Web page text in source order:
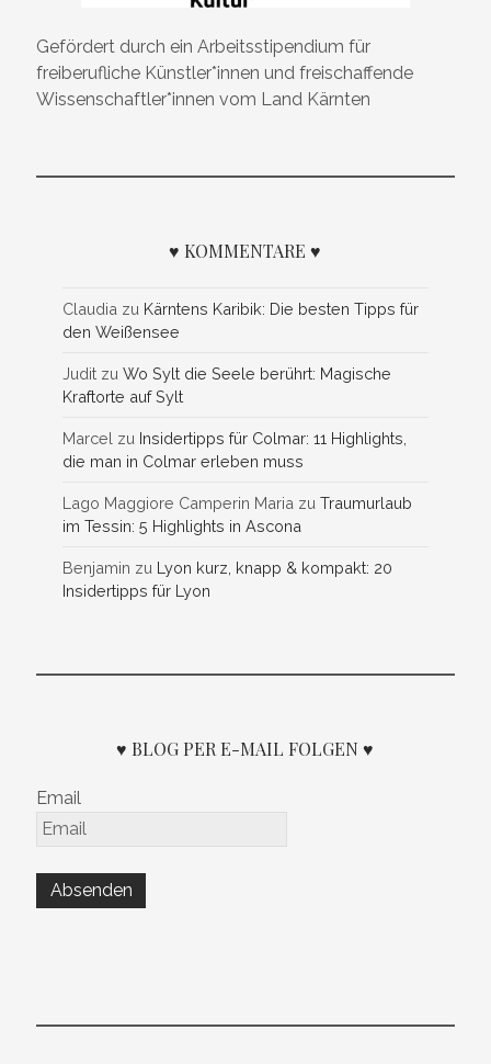
Gefördert durch ein Arbeitsstipendium für
freiberufliche Künstler*innen und freischaffende
Wissenschaftler*innen vom Land Kärnten
♥ KOMMENTARE ♥
Claudia zu Kärntens Karibik: Die besten Tipps für
den Weißensee
Judit zuWo Sylt die Seele berührt: Magische
Kraftorte auf Sylt
Marcel zu Insidertipps für Colmar: 11 Highlights,
die man in Colmar erleben muss
Lago Maggiore Camperin Maria zuTraumurlaub
im Tessin: 5 Highlights in Ascona
Benjamin zu Lyon kurz, knapp & kompakt: 20
Insidertipps für Lyon
♥ BLOG PER E-MAIL FOLGEN ♥
Email